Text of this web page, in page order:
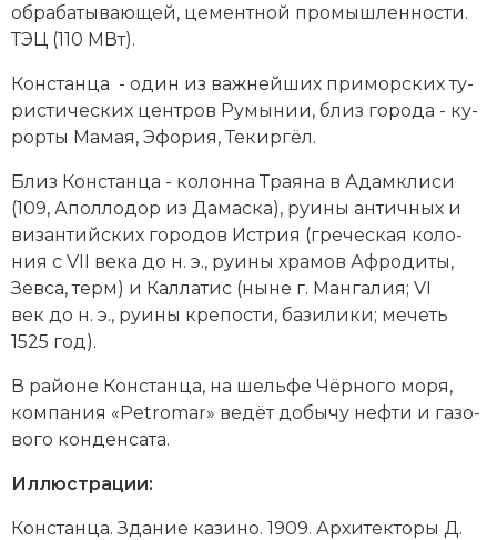
об­ра­ба­ты­ваю­щей, це­мент­ной промышленности.
ТЭЦ (110 МВт).
Констанца - один из важ­ней­ших при­мор­ских ту­
ри­стических цен­тров Ру­мы­нии, близ го­ро­да - ку­
рор­ты Ма­мая, Эфо­рия, Те­кир­гёл.
Близ Констанца - ко­лон­на Трая­на в Адамк­ли­си
(109, Апол­ло­дор из Да­ма­ска), руи­ны ан­тич­ных и
ви­зантийских го­ро­дов Ис­т­рия (греческая ко­ло­
ния с VII века до н. э., руи­ны хра­мов Аф­ро­ди­ты,
Зев­са, терм) и Кал­ла­тис (ны­не г. Ман­га­лия; VI
век до н. э., руи­ны кре­по­сти, ба­зи­ли­ки; ме­четь
1525 год).
В рай­оне Констанца, на шель­фе Чёр­но­го моря,
ком­па­ния «Petromar» ве­дёт до­бы­чу неф­ти и га­зо­
во­го кон­ден­са­та.
Иллюстрации:
Кон­стан­ца. Зда­ние ка­зи­но. 1909. Ар­хи­тек­то­ры Д.